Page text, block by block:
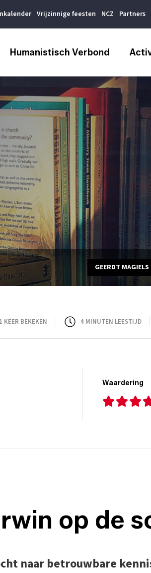
Vrijzinnige feesten NCZ Partners
Humanistisch Verbond
GEERDT MAGIELS
KEER BEKEKEN 4 MINUTEN LEESTIJD
Waardering
op de
naar betrouwbare